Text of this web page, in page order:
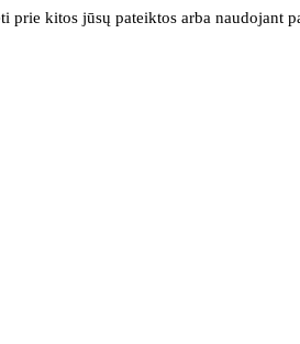
kitos jūsų pateiktos arba naudojant